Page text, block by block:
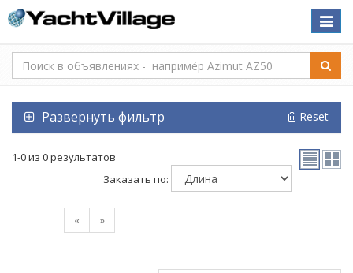
Toggle
Развернуть фильтр Reset
1-0 из 0 результатов
Заказать по:
« »